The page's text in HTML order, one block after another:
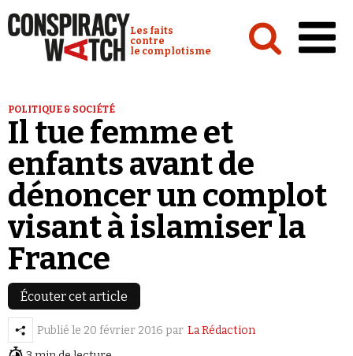
Conspiracy Watch :
Les faits
contre
le complotisme
Analyses
Conspipédia
Vidéos
Émissions
Revues de presse
Newsletter
Demander à Vera
POLITIQUE & SOCIÉTÉ
Il tue femme et
enfants avant de
dénoncer un complot
visant à islamiser la
France
Écouter cet article
Publié le 20 février 2016 par La Rédaction